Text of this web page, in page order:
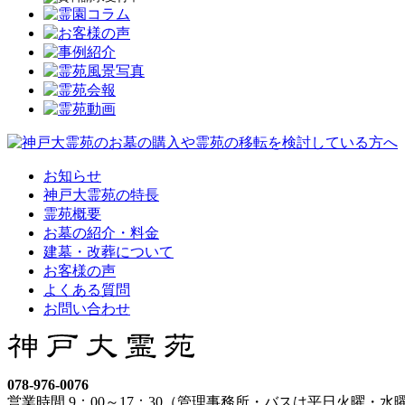
お知らせ
神戸大霊苑の特長
霊苑概要
お墓の紹介・料金
建墓・改葬について
お客様の声
よくある質問
お問い合わせ
078-976-0076
営業時間 9：00～17：30（管理事務所・バスは平日火曜・水